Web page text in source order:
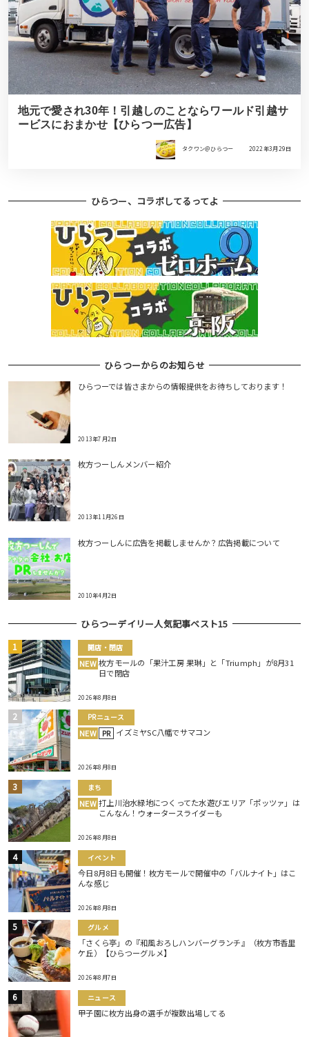
地元で愛され30年！引越しのことならワールド引越サ
ービスにおまかせ【ひらつー広告】
タクワン＠ひらつー 2022年3月29日
ひらつー、コラボしてるってよ
ひらつーからのお知らせ
ひらつーでは皆さまからの情報提供をお待ちしております！
2013年7月2日
枚方つーしんメンバー紹介
2013年11月26日
枚方つーしんに広告を掲載しませんか？広告掲載について
2010年4月2日
ひらつーデイリー人気記事ベスト15
開店・閉店
NEW 枚方モールの「果汁工房 果琳」と「Triumph」が8月31
日で閉店
2026年8月8日
PRニュース
NEW PR イズミヤSC八幡でサマコン
2026年8月8日
まち
NEW 打上川治水緑地につくってた水遊びエリア「ポッツァ」は
こんなん！ウォータースライダーも
2026年8月8日
イベント
今日8月8日も開催！枚方モールで開催中の「バルナイト」はこ
んな感じ
2026年8月8日
グルメ
「さくら亭」の『和風おろしハンバーグランチ』（枚方市香里
ケ丘）【ひらつーグルメ】
2026年8月7日
ニュース
甲子園に枚方出身の選手が複数出場してる